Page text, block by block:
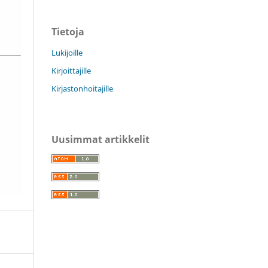
Tietoja
Lukijoille
Kirjoittajille
Kirjastonhoitajille
Uusimmat artikkelit